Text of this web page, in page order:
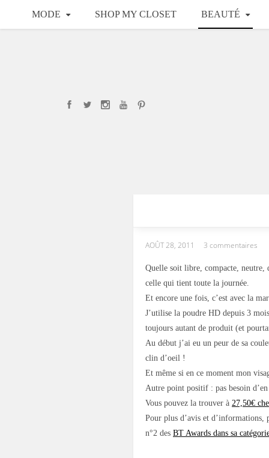
MODE SHOP MY CLOSET BEAUTÉ
AOÛT 28, 2011 3 commentaires
Quelle soit libre, compacte, neutre,
celle qui tient toute la journée.
Et encore une fois, c’est avec la
J’utilise la poudre HD depuis 3
toujours autant de produit (et
Au début j’ai eu un peur de sa
clin d’oeil !
Et même si en ce moment mon
Autre point positif : pas besoin
Vous pouvez la trouver à 27,50€
Pour plus d’avis et d’informations,
n°2 des BT Awards dans sa